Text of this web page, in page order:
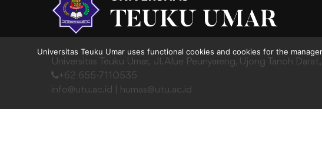
Universitas Teuku Umar, Jl. Alue Peunyareng, Ujong Tanoh Darat,
+62 655-7110535
info@utu.ac.id
humas@utu.ac.id
Universitas Teuku Umar uses functional cookies and cookies for the